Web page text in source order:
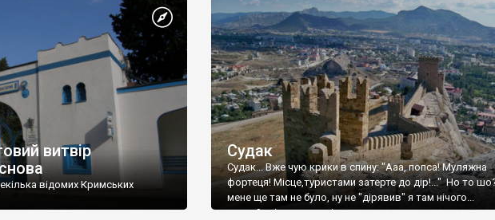
витвір
відомих Кримських
Судак
Судак... Вже чую крики в спину: "Ааа, попса! Муляжна
фортеця! Місце,туристами затерте до дір!..." Но то
мене ще там не було, ну не "дірявив" я там нічого...
принаймні до цього літа.